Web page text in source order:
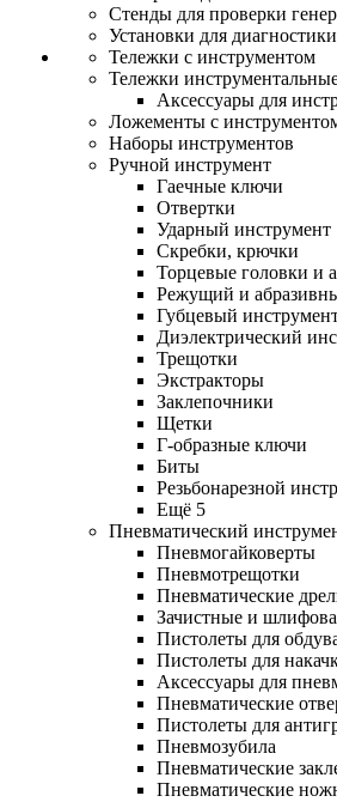
Стенды для проверки
Установки для
Тележки с инструментом
Тележки
Аксессуары для
Ложементы с
Наборы инструментов
Ручной инструмент
Гаечные ключи
Отвертки
Ударный инструмент
Скребки, крючки
Торцевые головки и
Режущий и
Губцевый
Диэлектрический
Трещотки
Экстракторы
Заклепочники
Щетки
Г-образные ключи
Биты
Резьбонарезной
Ещё 5
Пневматический
Пневмогайковерты
Пневмотрещотки
Пневматические
Зачистные и
Пистолеты для
Пистолеты для
Аксессуары для
Пневматические
Пистолеты для
Пневмозубила
Пневматические
Пневматические